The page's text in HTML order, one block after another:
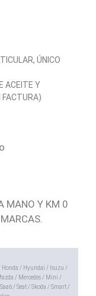
ÚNICO
ACEITE Y
FACTURA)
MANO Y KM 0
/ Hyundai / Isuzu /
/ Mercedes / Mini /
/ Seat / Skoda / Smart /